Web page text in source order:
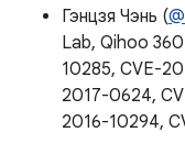
Гэнцзя Чэнь (
Lab, Qihoo
10285, CVE-
2017-0624,
2016-10294,